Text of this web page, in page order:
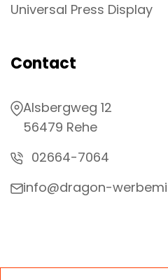
Universal Press Display
Contact
Alsbergweg 12
56479 Rehe
02664-7064
info@dragon-